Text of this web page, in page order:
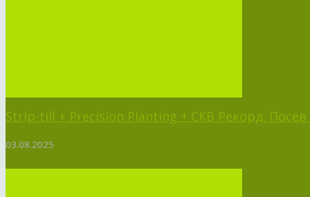
Strip-till + Precision Planting + СКВ Рекорд.
03.08.2025